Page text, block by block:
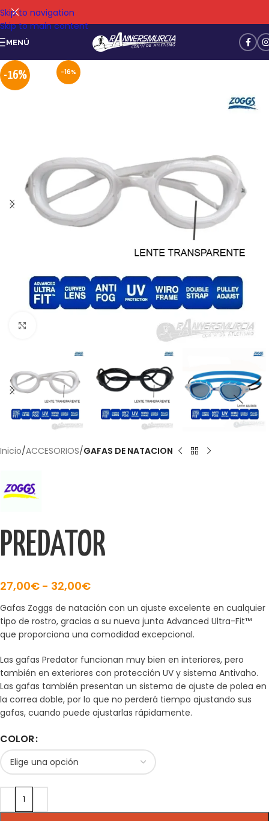
Skip to navigation
Skip to main content
MENÚ
-16%
-16%
Inicio ACCESORIOS GAFAS DE NATACION
PREDATOR
27,00€ - 32,00€
Gafas Zoggs de natación con un ajuste excelente en cualquier
tipo de rostro, gracias a su nueva junta Advanced Ultra-Fit™
que proporciona una comodidad excepcional.
Las gafas Predator funcionan muy bien en interiores, pero
también en exteriores con protección UV y sistema Antivaho.
Las gafas también presentan un sistema de ajuste de polea en
la correa doble, por lo que no perderá tiempo ajustando sus
gafas, cuando puede ajustarlas rápidamente.
COLOR